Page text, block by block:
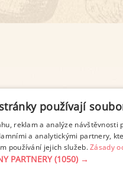
PODMÍNKY
používají
reklam a analýze
a analytickými partnery,
používání jejich služeb.Zásady
PARTNERY(1050) →